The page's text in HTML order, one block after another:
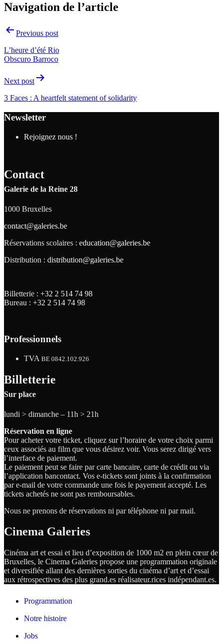
Navigation de l’article
Previous post
L’heure d’été Rio
Obscuro Barroco
Next post
3 Faces : A heartfelt statement of solidarity
Newsletter
Rejoignez nous !
Contact
Galerie de la Reine 28
1000 Bruxelles
contact@galeries.be
Réservations scolaires : education@galeries.be
Distribution : distribution@galeries.be
Billetterie : +32 2 514 74 98
Bureau : +32 2 514 74 98
Professionnels
TVA BE 0842.102.926
Billetterie
Sur place
lundi > dimanche – 11h > 21h
Réservation en ligne
Pour acheter votre ticket, cliquez sur l’horaire de votre choix parmi
ceux associés au film que vous désirez voir. Vous serez dirigé vers
l’interface de paiement.
Le paiement peut se faire par carte bancaire, carte de crédit ou via
l’application bancontact. Vos e-tickets sont joints à la confirmation
par e-mail de votre commande une fois le payement accepté. Les
tickets achetés ne sont pas remboursables.
Nous ne prenons de réservations ni par téléphone ni par mail.
Cinema Galeries
Cinéma art et essai et lieu d’exposition de 1000 m2 en plein cœur de
Bruxelles, le Cinema Galeries propose une programmation originale
et diversifiée allant des dernières sorties du cinéma d’art et d’essai
aux rétrospectives des plus grand.es réalisateur.rices indépendant.es.
Programmation
Notre histoire
Jobs